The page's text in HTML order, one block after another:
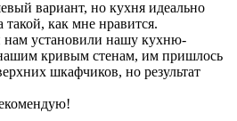
вариант, но кухня идеально
такой, как мне нравится.
нам установили нашу кухню-
кривым стенам, им пришлось
шкафчиков, но результат